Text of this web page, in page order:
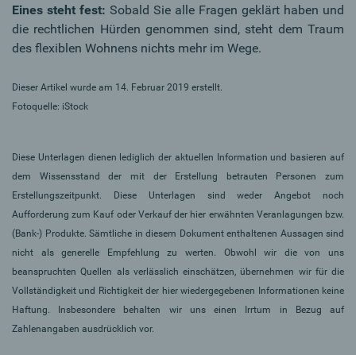
Eines steht fest: Sobald Sie alle Fragen geklärt haben und
die rechtlichen Hürden genommen sind, steht dem Traum
des flexiblen Wohnens nichts mehr im Wege.
Dieser Artikel wurde am 14. Februar 2019 erstellt.
Fotoquelle: iStock
Diese Unterlagen dienen lediglich der aktuellen Information und basieren auf
dem Wissensstand der mit der Erstellung betrauten Personen zum
Erstellungszeitpunkt. Diese Unterlagen sind weder Angebot noch
Aufforderung zum Kauf oder Verkauf der hier erwähnten Veranlagungen bzw.
(Bank-) Produkte. Sämtliche in diesem Dokument enthaltenen Aussagen sind
nicht als generelle Empfehlung zu werten. Obwohl wir die von uns
beanspruchten Quellen als verlässlich einschätzen, übernehmen wir für die
Vollständigkeit und Richtigkeit der hier wiedergegebenen Informationen keine
Haftung. Insbesondere behalten wir uns einen Irrtum in Bezug auf
Zahlenangaben ausdrücklich vor.